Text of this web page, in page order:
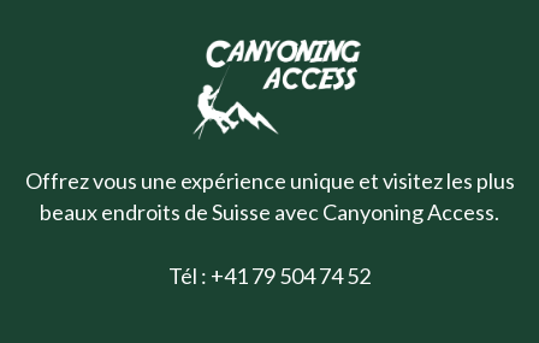
Offrez vous une expérience unique et visitez les plus
beaux endroits de Suisse avec Canyoning Access.
Tél : +41 79 504 74 52